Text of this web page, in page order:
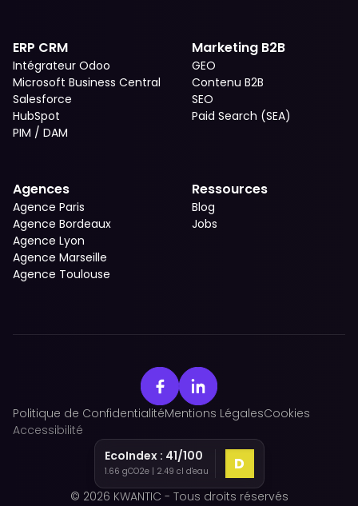
ERP CRM
Intégrateur Odoo
Microsoft Business Central
Salesforce
HubSpot
PIM / DAM
Marketing B2B
GEO
Contenu B2B
SEO
Paid Search (SEA)
Agences
Agence Paris
Agence Bordeaux
Agence Lyon
Agence Marseille
Agence Toulouse
Ressources
Blog
Jobs
Politique de ConfidentialitéMentions LégalesCookies
Accessibilité
EcoIndex : 41/100
1.66 gCO2e | 2.49 cl d'eau D
© 2026 KWANTIC - Tous droits réservés